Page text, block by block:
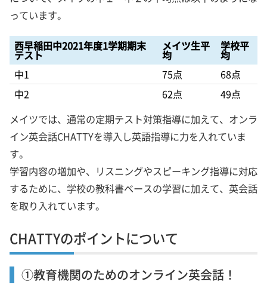
っています。
西早稲田中2021年度1学期期末
テスト
メイツ生平
均
学校平
均
中1
75点
68点
中2
62点
49点
メイツでは、通常の定期テスト対策指導に加えて、オンラ
イン英会話CHATTYを導入し英語指導に力を入れていま
す。
学習内容の増加や、リスニングやスピーキング指導に対応
するために、学校の教科書ベースの学習に加えて、英会話
を取り入れています。
CHATTYのポイントについて
①教育機関のためのオンライン英会話！